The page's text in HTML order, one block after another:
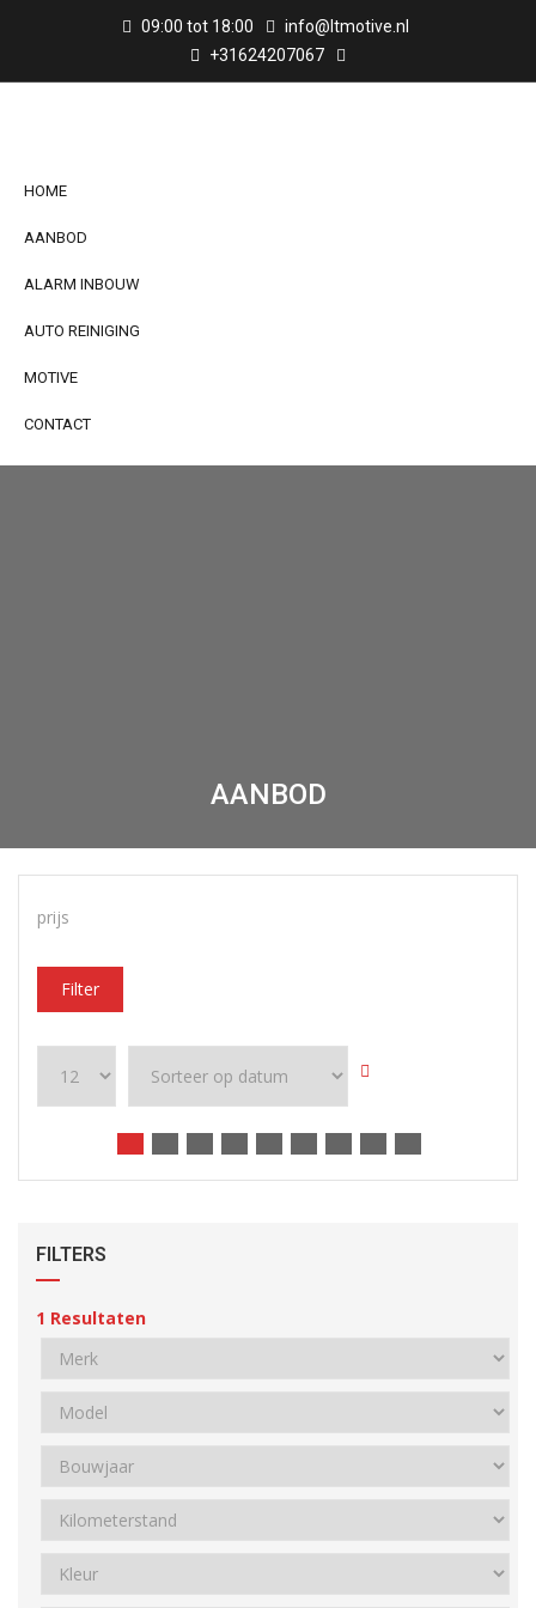
09:00 tot 18:00
info@ltmotive.nl
+31624207067
HOME
AANBOD
ALARM INBOUW
AUTO REINIGING
MOTIVE
CONTACT
AANBOD
prijs
Filter
FILTERS
1 Resultaten